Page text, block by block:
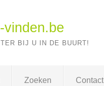
-vinden.be
BIJ U IN DE BUURT!
Zoeken Contact